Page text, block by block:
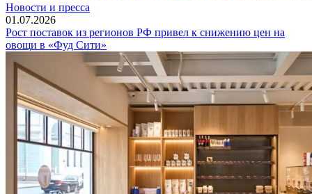
Новости и пресса
01.07.2026
Рост поставок из регионов РФ привел к снижению цен на
овощи в «Фуд Сити»